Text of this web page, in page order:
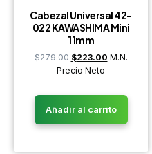
Cabezal Universal 42-
022 KAWASHIMA Mini
11mm
$279.00 $223.00 M.N.
Precio Neto
Añadir al carrito